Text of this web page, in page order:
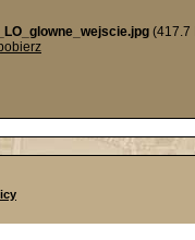
(417.7